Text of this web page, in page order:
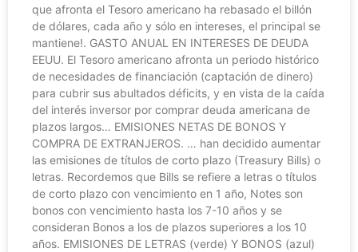
que afronta el Tesoro americano ha rebasado el billón
de dólares, cada año y sólo en intereses, el principal se
mantiene!. GASTO ANUAL EN INTERESES DE DEUDA
EEUU. El Tesoro americano afronta un periodo histórico
de necesidades de financiación (captación de dinero)
para cubrir sus abultados déficits, y en vista de la caída
del interés inversor por comprar deuda americana de
plazos largos… EMISIONES NETAS DE BONOS Y
COMPRA DE EXTRANJEROS. … han decidido aumentar
las emisiones de títulos de corto plazo (Treasury Bills) o
letras. Recordemos que Bills se refiere a letras o títulos
de corto plazo con vencimiento en 1 año, Notes son
bonos con vencimiento hasta los 7-10 años y se
consideran Bonos a los de plazos superiores a los 10
años. EMISIONES DE LETRAS (verde) Y BONOS (azul)